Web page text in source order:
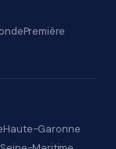
Première
Haute-Garonne